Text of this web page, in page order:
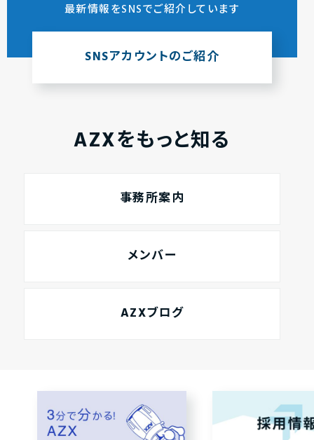
最新情報をSNSでご紹介しています
SNSアカウントのご紹介
AZXをもっと知る
事務所案内
メンバー
AZXブログ